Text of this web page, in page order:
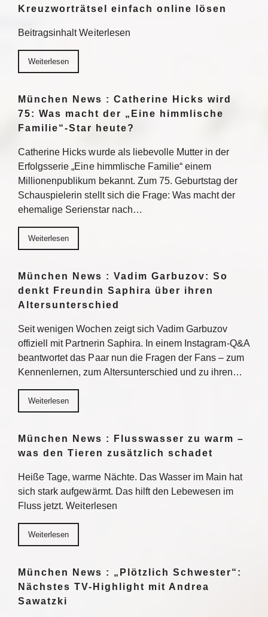
Kreuzworträtsel einfach online lösen
Beitragsinhalt Weiterlesen
Weiterlesen
München News : Catherine Hicks wird
75: Was macht der „Eine himmlische
Familie“-Star heute?
Catherine Hicks wurde als liebevolle Mutter in der
Erfolgsserie „Eine himmlische Familie“ einem
Millionenpublikum bekannt. Zum 75. Geburtstag der
Schauspielerin stellt sich die Frage: Was macht der
ehemalige Serienstar nach…
Weiterlesen
München News : Vadim Garbuzov: So
denkt Freundin Saphira über ihren
Altersunterschied
Seit wenigen Wochen zeigt sich Vadim Garbuzov
offiziell mit Partnerin Saphira. In einem Instagram-Q&A
beantwortet das Paar nun die Fragen der Fans – zum
Kennenlernen, zum Altersunterschied und zu ihren…
Weiterlesen
München News : Flusswasser zu warm –
was den Tieren zusätzlich schadet
Heiße Tage, warme Nächte. Das Wasser im Main hat
sich stark aufgewärmt. Das hilft den Lebewesen im
Fluss jetzt. Weiterlesen
Weiterlesen
München News : „Plötzlich Schwester“:
Nächstes TV-Highlight mit Andrea
Sawatzki